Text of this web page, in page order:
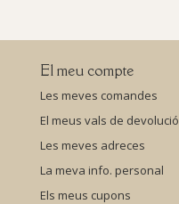
El meu compte
Les meves comandes
El meus vals de devolució
Les meves adreces
La meva info. personal
Els meus cupons